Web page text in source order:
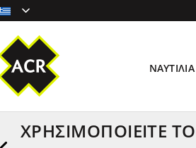
ΧΡΗΣΙΜΟΠΟΙΕΊΤΕ
ΝΑΥΤΙΛΊΑ